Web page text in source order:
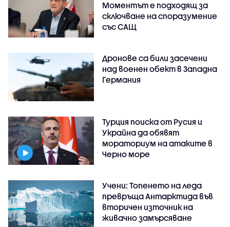
Моментът е подходящ за
сключване на споразумение
със САЩ
Дронове са били засечени
над военен обект в Западна
Германия
Турция поиска от Русия и
Украйна да обявят
мораториум на атаките в
Черно море
Учени: Топенето на леда
превръща Антарктида във
вторичен източник на
живачно замърсяване